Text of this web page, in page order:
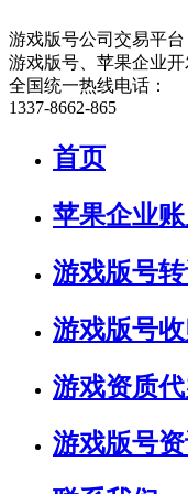
游戏版号公司交易平台
游戏版号、苹果企业
全国统一热线电话：
1337-8662-865
首页
苹果企业
游戏版号
游戏版号
游戏资质
游戏版号